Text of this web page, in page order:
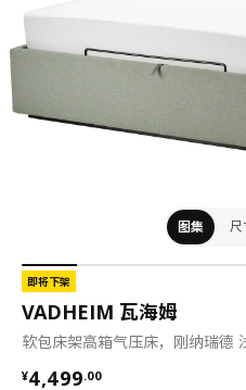
图集 尺
即将下架
VADHEIM 瓦海姆
软包床架高箱气压床，刚纳瑞德
¥4,499.00
¥ 4499.00